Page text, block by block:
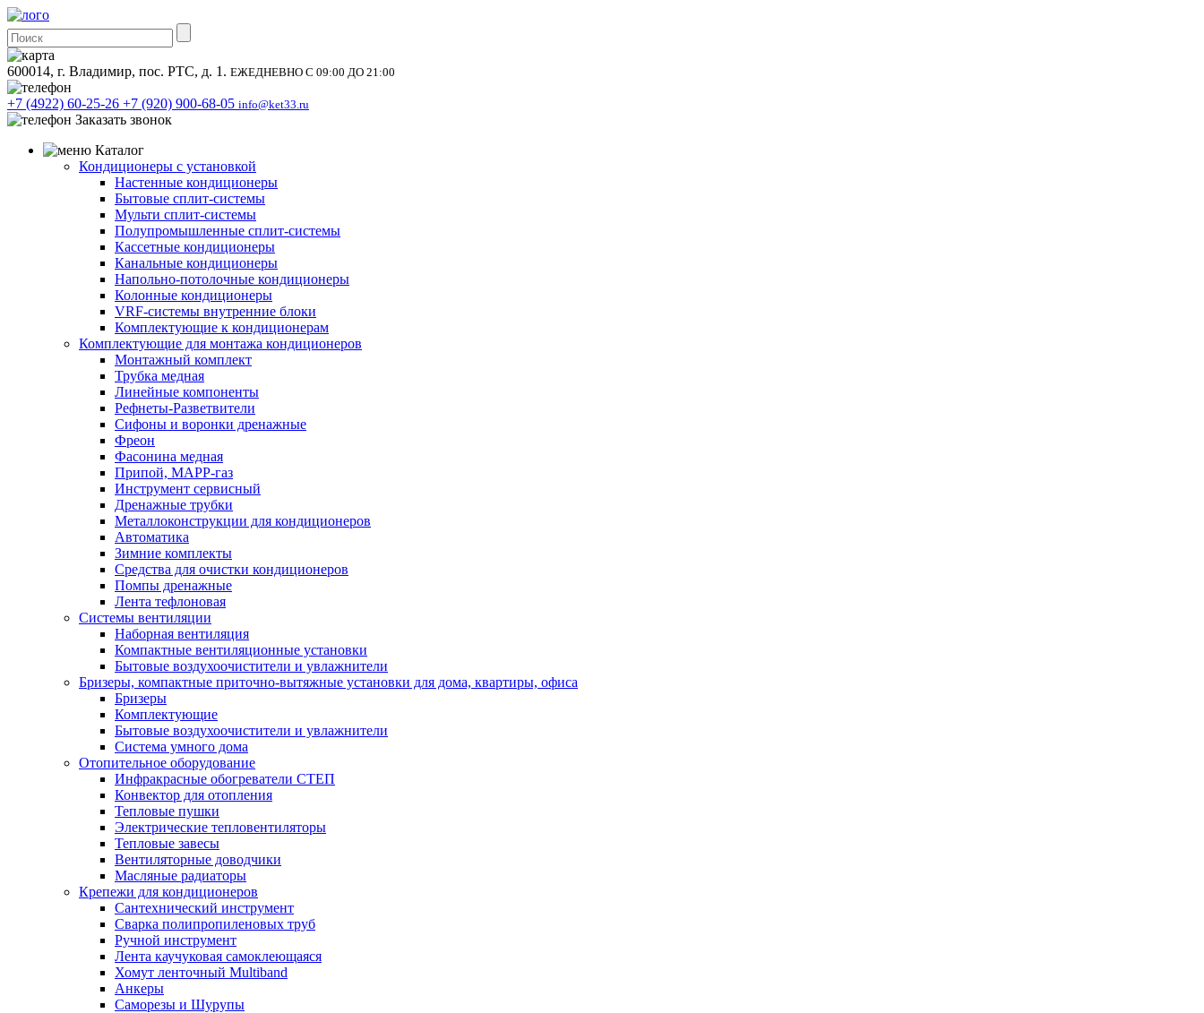
600014, г. Владимир, пос. РТС, д. 1. ЕЖЕДНЕВНО С 09:00 ДО 21:00
+7 (4922) 60-25-26 +7 (920) 900-68-05 info@ket33.ru
Заказать звонок
Каталог
Кондиционеры с установкой
Настенные кондиционеры
Бытовые сплит-системы
Мульти сплит-системы
Полупромышленные сплит-системы
Кассетные кондиционеры
Канальные кондиционеры
Напольно-потолочные кондиционеры
Колонные кондиционеры
VRF-системы внутренние блоки
Комплектующие к кондиционерам
Комплектующие для монтажа кондиционеров
Монтажный комплект
Трубка медная
Линейные компоненты
Рефнеты-Разветвители
Сифоны и воронки дренажные
Фреон
Фасонина медная
Припой, МАРР-газ
Инструмент сервисный
Дренажные трубки
Металлоконструкции для кондиционеров
Автоматика
Зимние комплекты
Средства для очистки кондиционеров
Помпы дренажные
Лента тефлоновая
Системы вентиляции
Наборная вентиляция
Компактные вентиляционные установки
Бытовые воздухоочистители и увлажнители
Бризеры, компактные приточно-вытяжные установки для дома, квартиры, офиса
Бризеры
Комплектующие
Бытовые воздухоочистители и увлажнители
Система умного дома
Отопительное оборудование
Инфракрасные обогреватели СТЕП
Конвектор для отопления
Тепловые пушки
Электрические тепловентиляторы
Тепловые завесы
Вентиляторные доводчики
Масляные радиаторы
Крепежи для кондиционеров
Сантехнический инструмент
Сварка полипропиленовых труб
Ручной инструмент
Лента каучуковая самоклеющаяся
Хомут ленточный Multiband
Анкеры
Саморезы и Шурупы